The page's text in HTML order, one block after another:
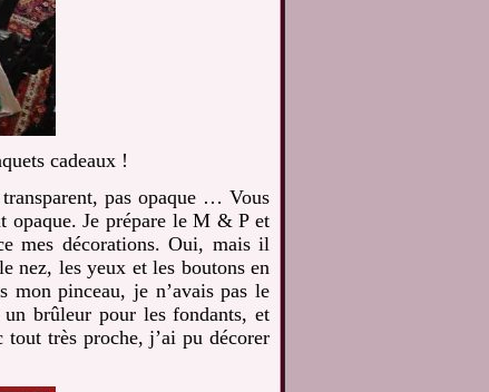
cadeaux !
pas opaque … Vous
opaque. Je prépare le M & P et
mes décorations. Oui, mais il
nez, les yeux et les boutons en
pinceau, je n’avais pas le
brûleur pour les fondants, et
très proche, j’ai pu décorer